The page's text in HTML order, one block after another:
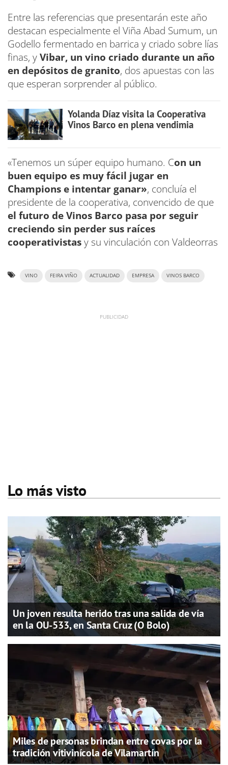
Entre las referencias que presentarán este año
destacan especialmente el Viña Abad Sumum, un
Godello fermentado en barrica y criado sobre lías
finas, yVibar, un vino criado durante un año
en depósitos de granito, dos apuestas con las
que esperan sorprender al público.
Yolanda Díaz visita la Cooperativa
Vinos Barco en plena vendimia
«Tenemos un súper equipo humano. Con un
buen equipo es muy fácil jugar en
Champions e intentar ganar», concluía el
presidente de la cooperativa, convencido de que
el futuro de Vinos Barco pasa por seguir
creciendo sin perder sus raíces
cooperativistasy su vinculación con Valdeorras
VINO FEIRA VIÑO ACTUALIDAD EMPRESA VINOS BARCO
Lo más visto
Un joven resulta herido tras una salida de vía
en la OU-533, en Santa Cruz (O Bolo)
Miles de personas brindan entre covas por la
tradición vitivinícola de Vilamartín